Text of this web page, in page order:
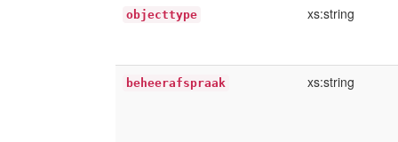
objecttype xs:string
beheerafspraak xs:string